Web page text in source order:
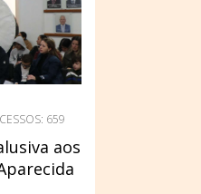
659
aos